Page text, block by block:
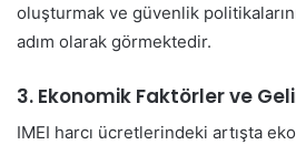
oluşturmak ve güvenlik
adım olarak görmektedir.
3. Ekonomik Faktörler ve
IMEI harcı ücretlerindeki artışta